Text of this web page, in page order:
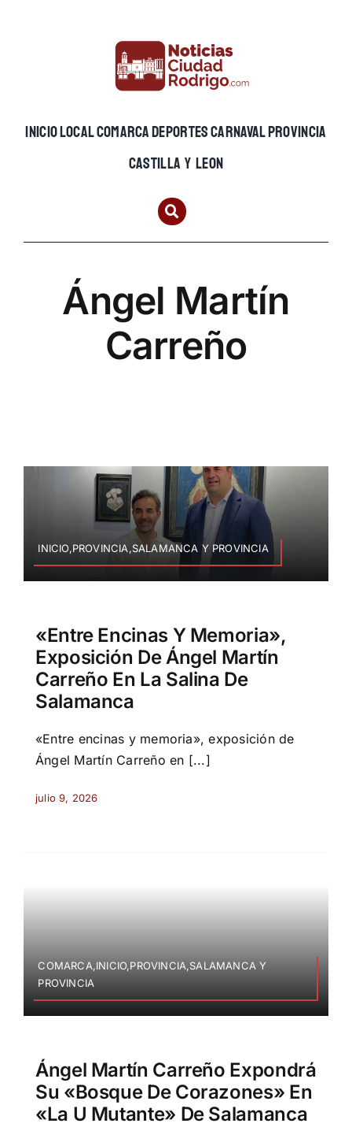
INICIOLOCALCOMARCADEPORTESCARNAVALPROVINCIA
CASTILLA Y LEON
Ángel Martín
Carreño
INICIO,PROVINCIA,SALAMANCA Y PROVINCIA
«Entre Encinas Y Memoria»,
Exposición De Ángel Martín
Carreño En La Salina De
Salamanca
«Entre encinas y memoria», exposición de
Ángel Martín Carreño en [...]
julio 9, 2026
COMARCA,INICIO,PROVINCIA,SALAMANCA Y
PROVINCIA
Ángel Martín Carreño Expondrá
Su «Bosque De Corazones» En
«La U Mutante» De Salamanca